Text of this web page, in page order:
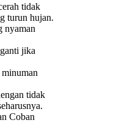
tidak
turun hujan.
nyaman
jika
tidak
Coban